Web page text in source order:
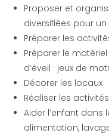
Proposer et
diversifiées pour
Préparer les
Préparer le
d’éveil : jeux de
Décorer les locaux
Réaliser les
Aider l’enfant dans
alimentation,